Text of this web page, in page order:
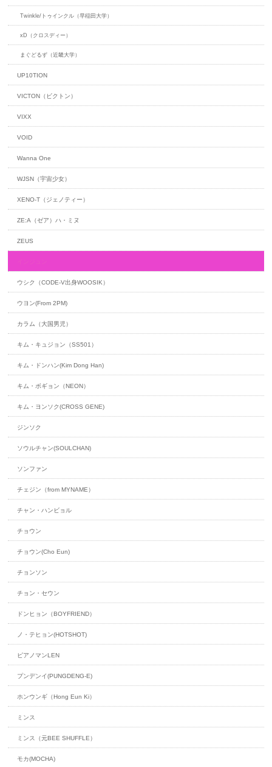
Twinkle/トゥインクル（早稲田大学）
xD（クロスディー）
まぐどるず（近畿大学）
UP10TION
VICTON（ビクトン）
VIXX
VOID
Wanna One
WJSN（宇宙少女）
XENO-T（ジェノティー）
ZE:A（ゼア）ハ・ミヌ
ZEUS
ウシク（CODE-V出身WOOSIK）
ウヨン(From 2PM)
カラム（大国男児）
キム・キュジョン（SS501）
キム・ドンハン(Kim Dong Han)
キム・ボギョン（NEON）
キム・ヨンソク(CROSS GENE)
ジンソク
ソウルチャン(SOULCHAN)
ソンファン
チェジン（from MYNAME）
チャン・ハンビョル
チョウン
チョウン(Cho Eun)
チョンソン
チョン・セウン
ドンヒョン（BOYFRIEND）
ノ・テヒョン(HOTSHOT)
ピアノマンLEN
プンデンイ(PUNGDENG-E)
ホンウンギ（Hong Eun Ki）
ミンス
ミンス（元BEE SHUFFLE）
モカ(MOCHA)